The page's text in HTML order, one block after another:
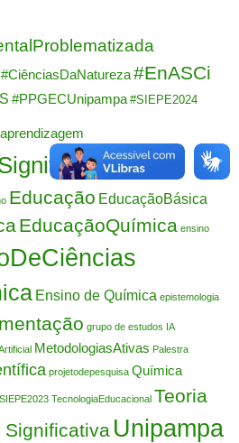
#CiênciasDaNatureza#EnASCi
#PPGECUnipampa #SIEPE2024
aprendizagem
Atividades
Educação EducaçãoBásica
EducaçãoQuímica ensino
Ensino de Química epistemologia
grupo de estudos IA
MetodologiasAtivas Palestra
projetodepesquisa Química
SIEPE2023 TecnologiaEducacional Teoria
Significativa Unipampa